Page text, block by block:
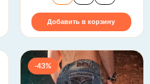
Добавить в корзину
-43%